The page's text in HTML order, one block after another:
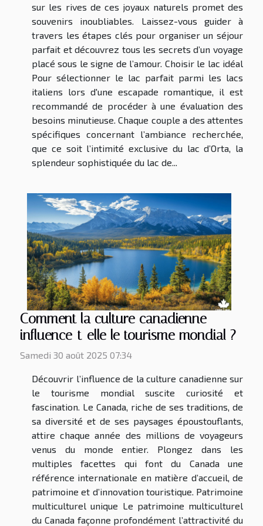
sur les rives de ces joyaux naturels promet des
souvenirs inoubliables. Laissez-vous guider à
travers les étapes clés pour organiser un séjour
parfait et découvrez tous les secrets d’un voyage
placé sous le signe de l’amour. Choisir le lac idéal
Pour sélectionner le lac parfait parmi les lacs
italiens lors d'une escapade romantique, il est
recommandé de procéder à une évaluation des
besoins minutieuse. Chaque couple a des attentes
spécifiques concernant l’ambiance recherchée,
que ce soit l’intimité exclusive du lac d’Orta, la
splendeur sophistiquée du lac de...
Comment la culture canadienne
influence-t-elle le tourisme mondial ?
Samedi 30 août 2025 07:34
Découvrir l’influence de la culture canadienne sur
le tourisme mondial suscite curiosité et
fascination. Le Canada, riche de ses traditions, de
sa diversité et de ses paysages époustouflants,
attire chaque année des millions de voyageurs
venus du monde entier. Plongez dans les
multiples facettes qui font du Canada une
référence internationale en matière d’accueil, de
patrimoine et d’innovation touristique. Patrimoine
multiculturel unique Le patrimoine multiculturel
du Canada façonne profondément l’attractivité du